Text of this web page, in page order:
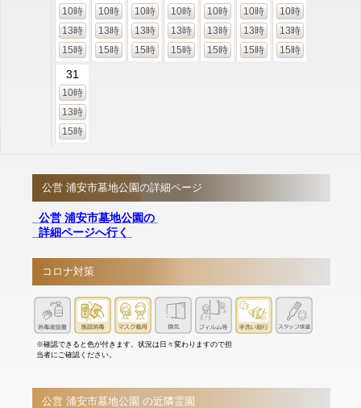
10時
13時
15時
10時
13時
15時
10時
13時
15時
10時
13時
15時
10時
13時
15時
10時
13時
15時
10時
13時
15時
31
10時
13時
15時
公営 浦安市墓地公園の詳細ページ
公営 浦安市墓地公園の
詳細ページへ行く
コロナ対策
※確認できると色が付きます。状況は日々変わりますので担
当者にご確認ください。
公営 浦安市墓地公園 の近隣霊園